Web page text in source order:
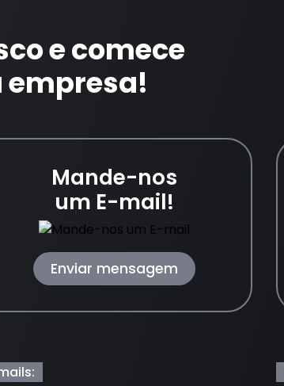
e comece
Mande-nos
um E-mail!
Enviar mensagem